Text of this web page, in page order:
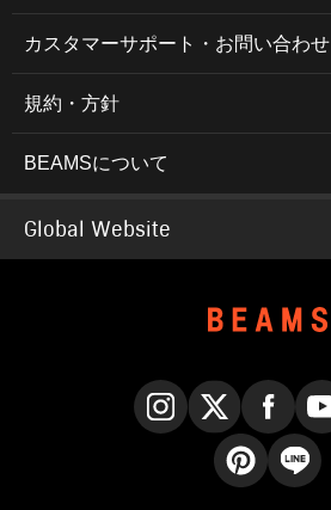
カスタマーサポート・お問い合わせ
規約・方針
BEAMSについて
Global Website